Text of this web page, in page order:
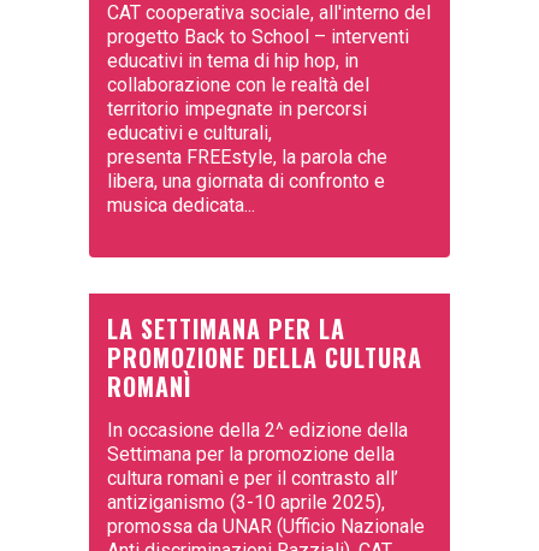
CAT cooperativa sociale, all'interno del
progetto Back to School – interventi
educativi in tema di hip hop, in
collaborazione con le realtà del
territorio impegnate in percorsi
educativi e culturali,
presenta FREEstyle, la parola che
libera, una giornata di confronto e
musica dedicata...
LA SETTIMANA PER LA
PROMOZIONE DELLA CULTURA
ROMANÌ
In occasione della 2^ edizione della
Settimana per la promozione della
cultura romanì e per il contrasto all’
antiziganismo (3-10 aprile 2025),
promossa da UNAR (Ufficio Nazionale